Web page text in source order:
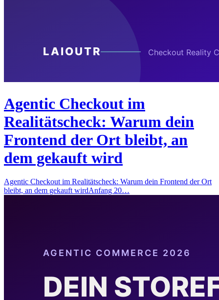
Agentic Checkout im
Realitätscheck: Warum dein
Frontend der Ort bleibt, an
dem gekauft wird
Agentic Checkout im Realitätscheck: Warum dein Frontend der Ort
bleibt, an dem gekauft wirdAnfang 20…